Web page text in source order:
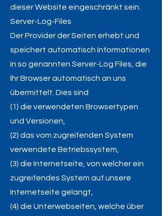
dieser Website eingeschränkt sein.
Server-Log-Files
Der Provider der Seiten erhebt und
speichert automatisch Informationen
in so genannten Server-Log Files, die
Ihr Browser automatisch an uns
übermittelt. Dies sind
(1) die verwendeten Browsertypen
und Versionen,
(2) das vom zugreifenden System
verwendete Betriebssystem,
(3) die Internetseite, von welcher ein
zugreifendes System auf unsere
Internetseite gelangt,
(4) die Unterwebseiten, welche über